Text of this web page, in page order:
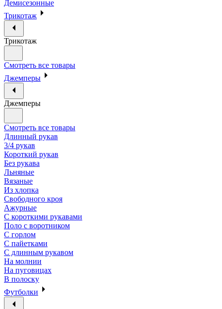
Демисезонные
Трикотаж
Трикотаж
Смотреть все товары
Джемперы
Джемперы
Смотреть все товары
Длинный рукав
3/4 рукав
Короткий рукав
Без рукава
Льняные
Вязаные
Из хлопка
Свободного кроя
Ажурные
С короткими рукавами
Поло с воротником
С горлом
С пайетками
С длинным рукавом
На молнии
На пуговицах
В полоску
Футболки